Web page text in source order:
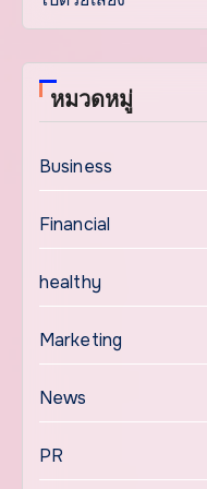
หมวดหมู่
Business
Financial
healthy
Marketing
News
PR